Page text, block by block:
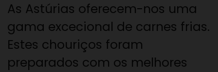
As Astúrias oferecem-nos uma
gama excecional de carnes frias.
Estes chouriços foram
preparados com os melhores